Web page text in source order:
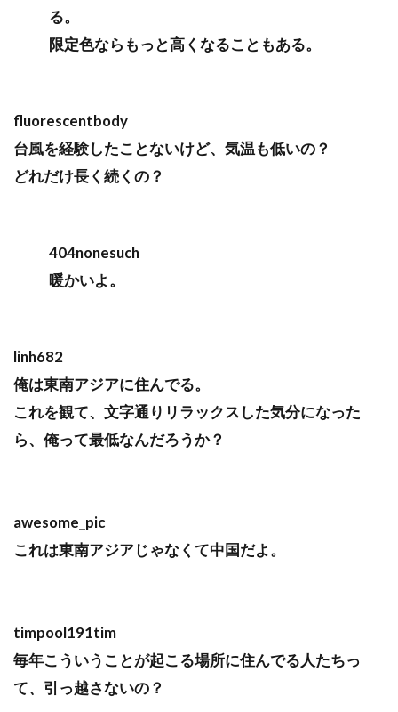
る。
限定色ならもっと高くなることもある。
fluorescentbody
台風を経験したことないけど、気温も低いの？
どれだけ長く続くの？
404nonesuch
暖かいよ。
linh682
俺は東南アジアに住んでる。
これを観て、文字通りリラックスした気分になった
ら、俺って最低なんだろうか？
awesome_pic
これは東南アジアじゃなくて中国だよ。
timpool191tim
毎年こういうことが起こる場所に住んでる人たちっ
て、引っ越さないの？